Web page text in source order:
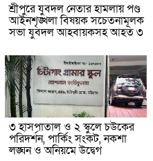
শ্রীপুরে যুবদল নেতার হামলায় পণ্ড
আইনশৃঙ্খলা বিষয়ক সচেতনামূলক
সভা যুবদল আহবায়কসহ আহত ৩
৩ হাসপাতাল ও ২ স্কুলে চউকের
পরিদর্শন, পার্কিং সংকট, নকশা
লঙ্ঘন ও অনিয়মে উদ্বেগ